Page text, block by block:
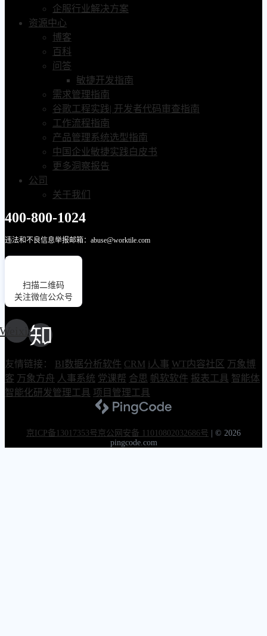
企服行业解决方案
资源中心
博客
百科
问答
敏捷开发指南
需求管理指南
谷歌工程实践| 开发者代码审查指南
工作流程指南
产品管理系统选型指南
中国企业敏捷实践白皮书
更多洞察报告
公司
关于我们
400-800-1024
违法和不良信息举报邮箱：abuse@worktile.com
扫描二维码
关注微信公众号
Weixin
友情链接： BI数据分析软件 CRM i人事 WT内容社区 万象博
客 万象方舟 人事系统 党课帮 合思 帆软软件 报表工具 智能体
智能化研发管理工具 项目管理工具
京ICP备13017353号京公网安备 11010802032686号
© 2026
pingcode.com